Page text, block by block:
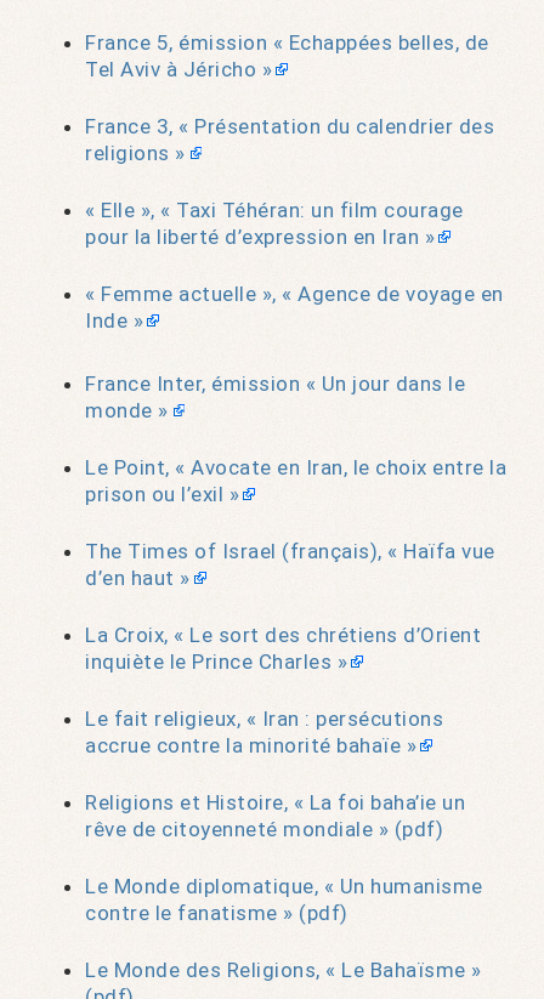
France 5, émission « Echappées belles, de
Tel Aviv à Jéricho »
France 3, « Présentation du calendrier des
religions »
« Elle », « Taxi Téhéran: un film courage
pour la liberté d’expression en Iran »
« Femme actuelle », « Agence de voyage en
Inde »
France Inter, émission « Un jour dans le
monde »
Le Point, « Avocate en Iran, le choix entre la
prison ou l’exil »
The Times of Israel (français), « Haïfa vue
d’en haut »
La Croix, « Le sort des chrétiens d’Orient
inquiète le Prince Charles »
Le fait religieux, « Iran : persécutions
accrue contre la minorité bahaïe »
Religions et Histoire, « La foi baha’ie un
rêve de citoyenneté mondiale » (pdf)
Le Monde diplomatique, « Un humanisme
contre le fanatisme » (pdf)
Le Monde des Religions, « Le Bahaïsme »